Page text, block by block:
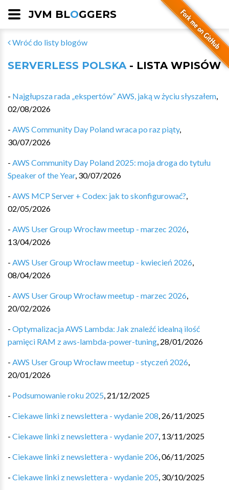
JVM BLOGGERS
Wróć do listy blogów
SERVERLESS POLSKA- LISTA WPISÓW
- Najgłupsza rada „ekspertów” AWS, jaką w życiu słyszałem,
02/08/2026
- AWS Community Day Poland wraca po raz piąty,
30/07/2026
- AWS Community Day Poland 2025: moja droga do tytułu
Speaker of the Year, 30/07/2026
- AWS MCP Server + Codex: jak to skonfigurować?,
02/05/2026
- AWS User Group Wrocław meetup - marzec 2026,
13/04/2026
- AWS User Group Wrocław meetup - kwiecień 2026,
08/04/2026
- AWS User Group Wrocław meetup - marzec 2026,
20/02/2026
- Optymalizacja AWS Lambda: Jak znaleźć idealną ilość
pamięci RAM z aws-lambda-power-tuning, 28/01/2026
- AWS User Group Wrocław meetup - styczeń 2026,
20/01/2026
- Podsumowanie roku 2025, 21/12/2025
- Ciekawe linki z newslettera - wydanie 208, 26/11/2025
- Ciekawe linki z newslettera - wydanie 207, 13/11/2025
- Ciekawe linki z newslettera - wydanie 206,06/11/2025
- Ciekawe linki z newslettera - wydanie 205, 30/10/2025